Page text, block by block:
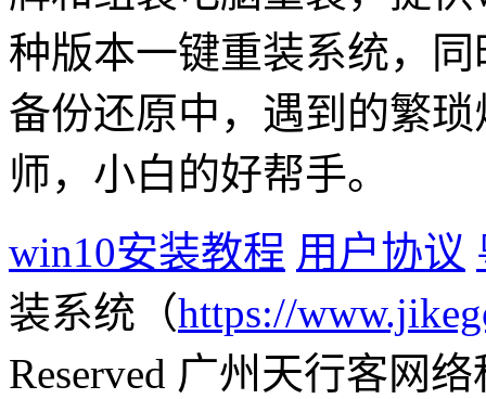
种版本一键重装系统，
备份还原中，遇到的繁
师，小白的好帮手。
win10安装教程 用户协议
装系统（https://
Reserved 广州天行客网